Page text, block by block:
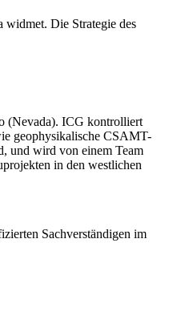
widmet. Die Strategie des
(Nevada). ICG kontrolliert
geophysikalische CSAMT-
und wird von einem Team
in den westlichen
Sachverständigen im